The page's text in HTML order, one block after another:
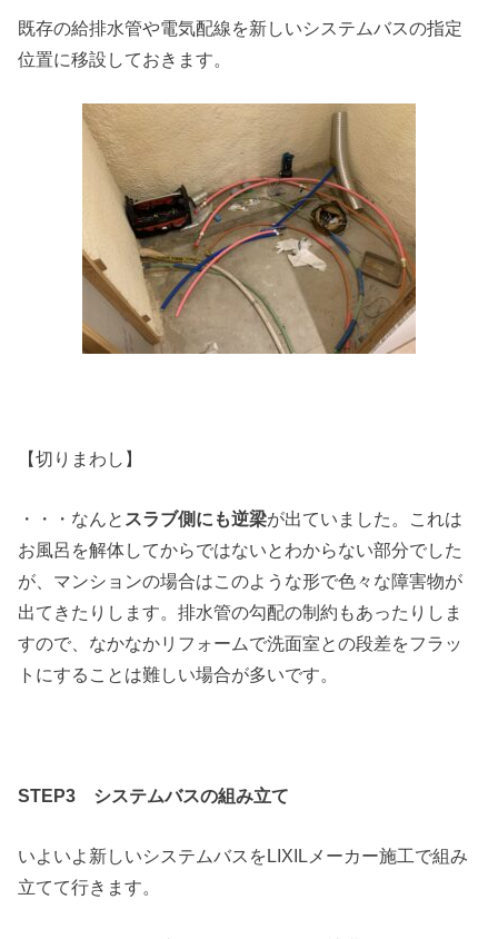
既存の給排水管や電気配線を新しいシステムバスの指定
位置に移設しておきます。
【切りまわし】
・・・なんと スラブ側にも逆梁が出ていました。これは
お風呂を解体してからではないとわからない部分でした
が、マンションの場合はこのような形で色々な障害物が
出てきたりします。排水管の勾配の制約もあったりしま
すので、なかなかリフォームで洗面室との段差をフラッ
トにすることは難しい場合が多いです。
STEP3 システムバスの組み立て
いよいよ新しいシステムバスをLIXILメーカー施工で組み
立てて行きます。